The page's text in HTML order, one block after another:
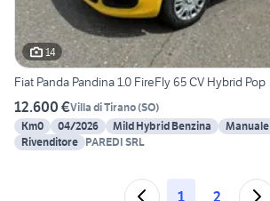
14
Fiat Panda Pandina 1.0 FireFly 65 CV Hybrid Pop
12.600 €Villa di Tirano(SO)
Km0
04/2026 Mild Hybrid Benzina Manuale
Rivenditore PAREDI SRL
1 2